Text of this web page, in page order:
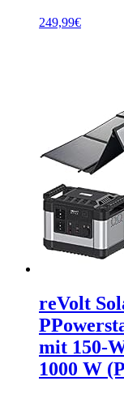
249,99€
reVolt
mit 150-
1000 W